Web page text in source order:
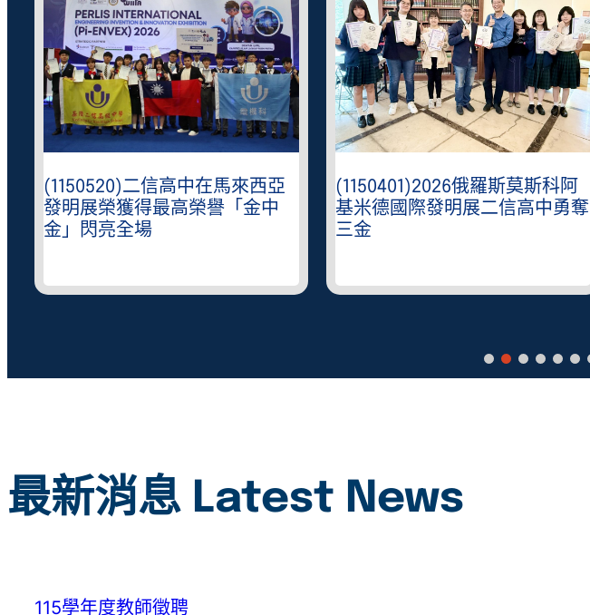
(1150520)二信高中在馬來西亞
發明展榮獲得最高榮譽「金中
金」閃亮全場
(1150401)2026俄羅斯莫斯科阿
基米德國際發明展二信高中勇奪
三金
最新消息 Latest News
115學年度教師徵聘